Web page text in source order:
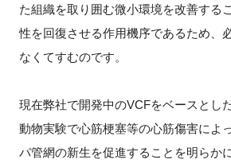
た組織を取り囲む微小環境を改善する
性を回復させる作用機序であるため、
なくてすむのです。
現在弊社で開発中のVCFをベースとし
動物実験で心筋梗塞等の心筋傷害によ
パ管網の新生を促進することを明らか